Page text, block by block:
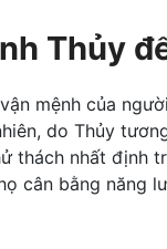
Thủy
mệnh của
do Thủy
thách nhất định
cân bằng năng